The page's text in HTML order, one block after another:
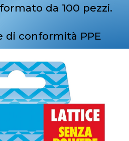
da 100 pezzi.
di conformità PPE